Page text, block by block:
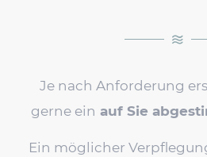
Je nach Anforderung
gerne ein auf Sie
Ein möglicher